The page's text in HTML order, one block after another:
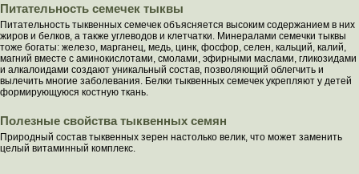
Питательность семечек тыквы
Питательность тыквенных семечек объясняется высоким содержанием в них
жиров и белков, а также углеводов и клетчатки. Минералами семечки тыквы
тоже богаты: железо, марганец, медь, цинк, фосфор, селен, кальций, калий,
магний вместе с аминокислотами, смолами, эфирными маслами, гликозидами
и алкалоидами создают уникальный состав, позволяющий облегчить и
вылечить многие заболевания. Белки тыквенных семечек укрепляют у детей
формирующуюся костную ткань.
Полезные свойства тыквенных семян
Природный состав тыквенных зерен настолько велик, что может заменить
целый витаминный комплекс.